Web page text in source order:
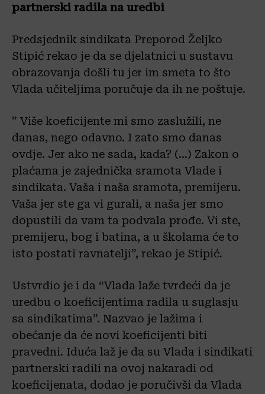
partnerski radila na uredbi
Predsjednik sindikata Preporod Željko
Stipić rekao je da se djelatnici u sustavu
obrazovanja došli tu jer im smeta to što
Vlada učiteljima poručuje da ih ne poštuje.
” Više koeficijente mi smo zaslužili, ne
danas, nego odavno. I zato smo danas
ovdje. Jer ako ne sada, kada? (…) Zakon o
plaćama je zajednička sramota Vlade i
sindikata. Vaša i naša sramota, premijeru.
Vaša jer ste ga vi gurali, a naša jer smo
dopustili da vam ta podvala prođe. Vi ste,
premijeru, bog i batina, a u školama će to
isto postati ravnatelji”, rekao je Stipić.
Ustvrdio je i da “Vlada laže tvrdeći da je
uredbu o koeficijentima radila u suglasju
sa sindikatima”. Nazvao je lažima i
obećanje da će novi koeficijenti biti
pravedni. Iduća laž je da su Vlada i sindikati
partnerski radili na ovoj nakaradi od
koeficijenata, dodao je poručivši da Vlada